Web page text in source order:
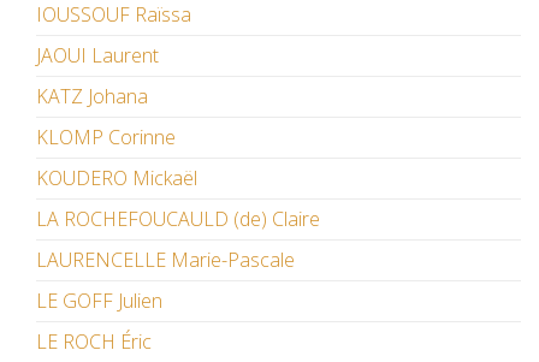
IOUSSOUF Raïssa
JAOUI Laurent
KATZ Johana
KLOMP Corinne
KOUDERO Mickaël
LA ROCHEFOUCAULD (de) Claire
LAURENCELLE Marie-Pascale
LE GOFF Julien
LE ROCH Éric